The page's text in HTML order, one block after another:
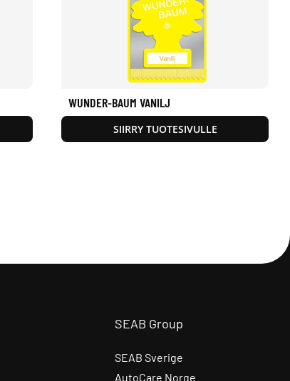
WUNDER-BAUM VANILJ
SIIRRY TUOTESIVULLE
SEAB Group
SEAB Sverige
AutoCare Norge